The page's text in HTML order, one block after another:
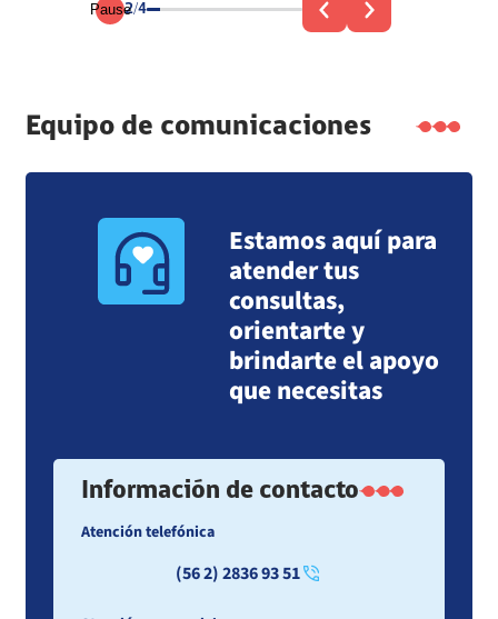
Pause2/4
Equipo de comunicaciones
Estamos aquí para
atender tus
consultas,
orientarte y
brindarte el apoyo
que necesitas
Información de contacto
Atención telefónica
(56 2) 2836 93 51